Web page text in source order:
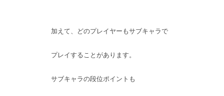
加えて、どのプレイヤーもサブキャラで
プレイすることがあります。
サブキャラの段位ポイントも